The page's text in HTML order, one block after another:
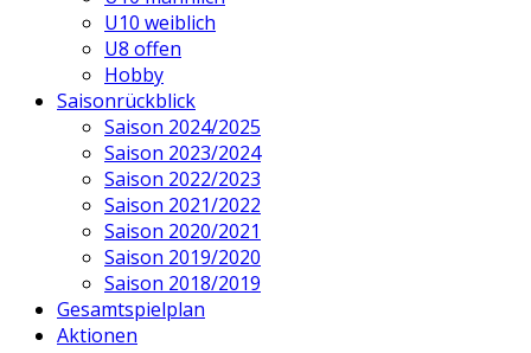
U10 weiblich
U8 offen
Hobby
Saisonrückblick
Saison 2024/2025
Saison 2023/2024
Saison 2022/2023
Saison 2021/2022
Saison 2020/2021
Saison 2019/2020
Saison 2018/2019
Gesamtspielplan
Aktionen